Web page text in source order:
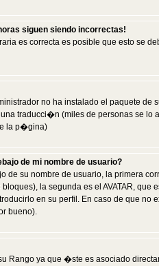
siguen siendo incorrectas!
es correcta es posible que esto se
no ha instalado el paquete
traducci�n (miles de personas se
la p�gina)
de mi nombre de usuario?
de su nombre de usuario, la primera
la segunda es el AVATAR,
en su perfil. En caso de que
bueno).
Rango ya que �ste es asociado